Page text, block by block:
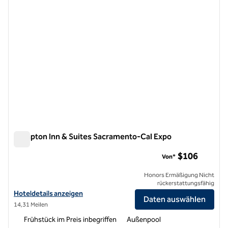
Hampton Inn & Suites Sacramento-Cal Expo
Hoteldetails zur Hampton Inn & Suites Sacramento-Cal Expo
Hoteldetails anzeigen
14,31 Meilen
Von* $106
Honors Ermäßigung Nicht
rückerstattungsfähig
Daten auswählen
Frühstück im Preis inbegriffen Außenpool